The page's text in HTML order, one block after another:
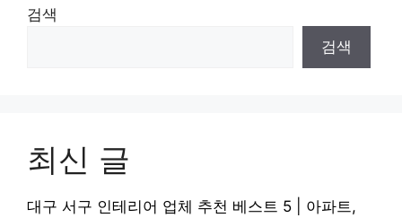
검색
검색
최신 글
대구 서구 인테리어 업체 추천 베스트 5 | 아파트,